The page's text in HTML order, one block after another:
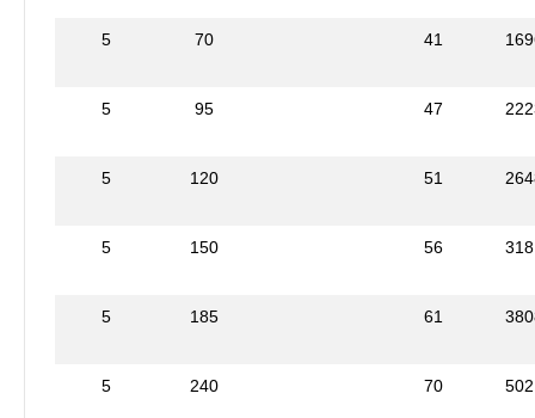
5 70 41
5 95 47
5 120 51
5 150 56
5 185 61
5 240 70